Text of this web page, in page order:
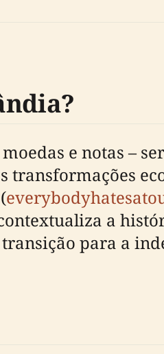
e notas –
transformações
a
para a